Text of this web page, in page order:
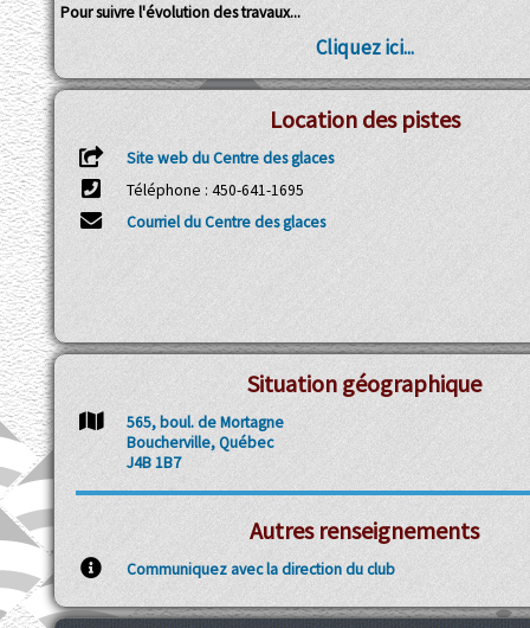
Pour suivre l'évolution des travaux...
Cliquez ici...
Location des pistes
Site web du Centre des glaces
Téléphone : 450-641-1695
Courriel du Centre des glaces
Situation géographique
565, boul. de Mortagne
Boucherville, Québec
J4B 1B7
Autres renseignements
Communiquez avec la direction du club